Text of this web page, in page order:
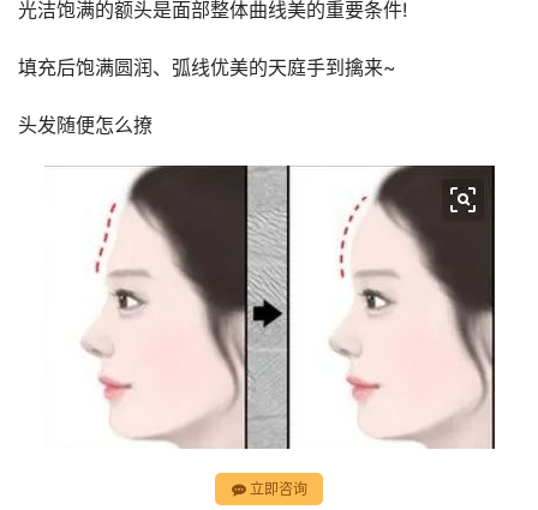
光洁饱满的额头是面部整体曲线美的重要条件!
填充后饱满圆润、弧线优美的天庭手到擒来~
头发随便怎么撩
立即咨询